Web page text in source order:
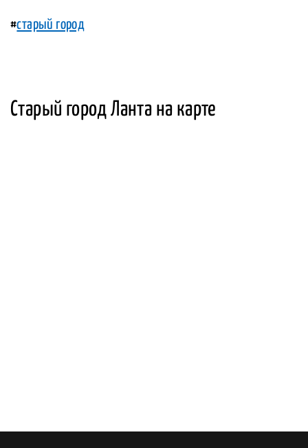
#старый город
Старый город Ланта на карте